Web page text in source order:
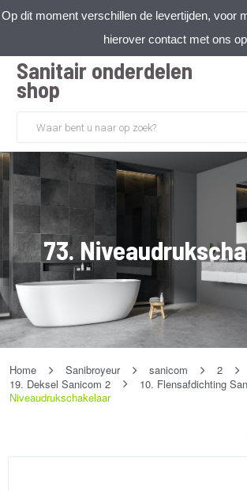
Op dit moment verschillen de levertijden, voor
hierover contact met ons
Sanitair onderdelen
shop
73.
Home Sanibroyeur sanicom 2
19. Deksel Sanicom 2
10. Flensafdichting
Niveaudrukschakelaar